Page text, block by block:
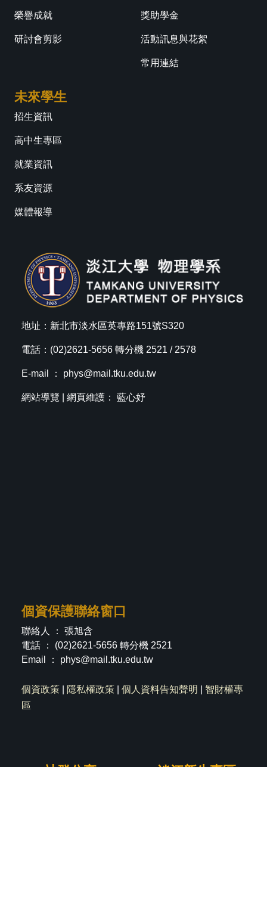
榮譽成就
研討會剪影
獎助學金
活動訊息與花絮
常用連結
未來學生
招生資訊
高中生專區
就業資訊
系友資源
媒體報導
地址：新北市淡水區英專路151號S320
電話：(02)2621-5656 轉分機 2521 / 2578
E-mail ： phys@mail.tku.edu.tw
網站導覽 | 網頁維護： 藍心妤
個資保護聯絡窗口
聯絡人 ： 張旭含
電話 ： (02)2621-5656 轉分機 2521
Email ： phys@mail.tku.edu.tw
個資政策 隱私權政策 個人資料告知聲明
智財權專
區
社群分享 淡江新生專區